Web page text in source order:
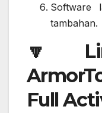
Software
tambahan.
🔽
Full